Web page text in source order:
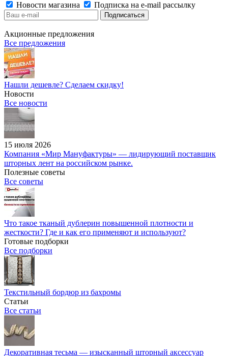
Новости магазина
Подписка на e-mail рассылку
Акционные предложения
Все предложения
Нашли дешевле? Сделаем скидку!
Новости
Все новости
15 июля 2026
Компания «Мир Мануфактуры» — лидирующий поставщик
шторных лент на российском рынке.
Полезные советы
Все советы
Что такое тканый дублерин повышенной плотности и
жесткости? Где и как его применяют и используют?
Готовые подборки
Все подборки
Текстильный бордюр из бахромы
Статьи
Все статьи
Декоративная тесьма — изысканный шторный аксессуар